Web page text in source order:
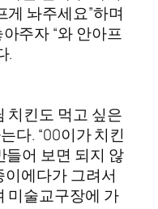
게 놔주세요”하며
주자 “와 안아프
.
치킨도 먹고 싶은
다. “00이가 치킨
들어 보면 되지 않
이에다가 그려서
미술교구장에 가